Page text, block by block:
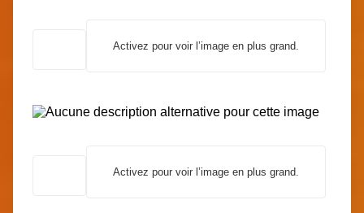
Activez pour voir l’image en plus grand.
Activez pour voir l’image en plus grand.